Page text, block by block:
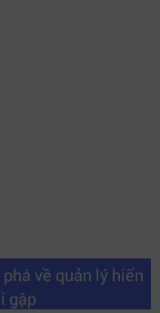
về quản lý hiển
gập